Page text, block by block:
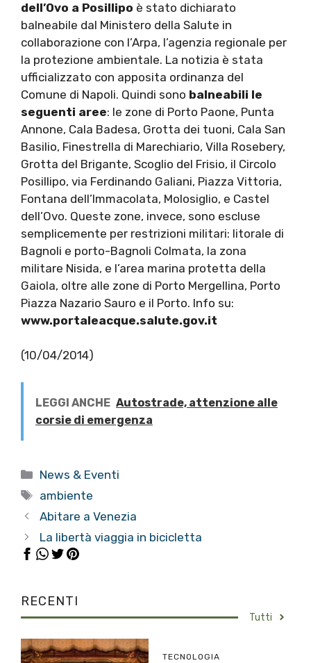
dell’Ovo a Posillipo è stato dichiarato
balneabile dal Ministero della Salute in
collaborazione con l’Arpa, l’agenzia regionale per
la protezione ambientale. La notizia è stata
ufficializzato con apposita ordinanza del
Comune di Napoli. Quindi sono balneabili le
seguenti aree: le zone di Porto Paone, Punta
Annone, Cala Badesa, Grotta dei tuoni, Cala San
Basilio, Finestrella di Marechiario, Villa Rosebery,
Grotta del Brigante, Scoglio del Frisio, il Circolo
Posillipo, via Ferdinando Galiani, Piazza Vittoria,
Fontana dell’Immacolata, Molosiglio, e Castel
dell’Ovo. Queste zone, invece, sono escluse
semplicemente per restrizioni militari: litorale di
Bagnoli e porto-Bagnoli Colmata, la zona
militare Nisida, e l’area marina protetta della
Gaiola, oltre alle zone di Porto Mergellina, Porto
Piazza Nazario Sauro e il Porto. Info su:
www.portaleacque.salute.gov.it
(10/04/2014)
LEGGI ANCHE Autostrade, attenzione alle
corsie di emergenza
Categorie
News & Eventi
Tag
ambiente
Abitare a Venezia
La libertà viaggia in bicicletta
RECENTI
Tutti
TECNOLOGIA